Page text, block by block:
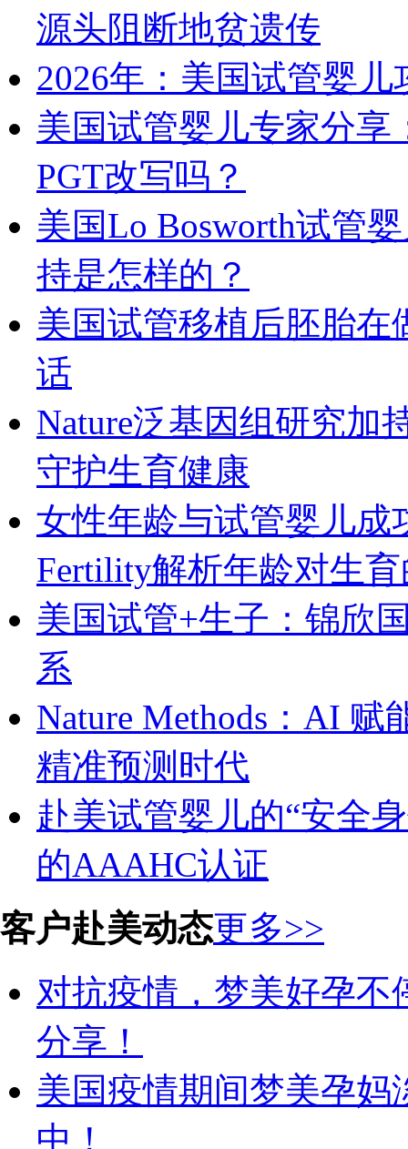
源头阻断地贫遗传
2026年：美国试管婴
美国试管婴儿专家分享
PGT改写吗？
美国Lo Bosworth试管
持是怎样的？
美国试管移植后胚胎
话
Nature泛基因组研究加
守护生育健康
女性年龄与试管婴儿成
Fertility解析年龄对生
美国试管+生子：锦欣
系
Nature Methods：AI
精准预测时代
赴美试管婴儿的“安全
的AAAHC认证
客户赴美动态更多>>
对抗疫情，梦美好孕
分享！
美国疫情期间梦美孕
中！